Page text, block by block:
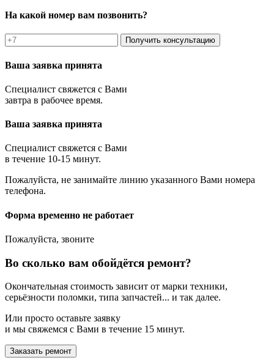
На какой номер вам позвонить?
Получить консультацию
Ваша заявка принята
Специалист свяжется с Вами
завтра в рабочее время.
Ваша заявка принята
Специалист свяжется с Вами
в течение 10-15 минут.
Пожалуйста, не занимайте линию указанного Вами номера
телефона.
Форма временно не работает
Пожалуйста, звоните
Во сколько вам обойдётся ремонт?
Окончательная стоимость зависит от марки техники,
серьёзности поломки, типа запчастей... и так далее.
Или просто оставьте заявку
и мы свяжемся с Вами в течение 15 минут.
Заказать ремонт